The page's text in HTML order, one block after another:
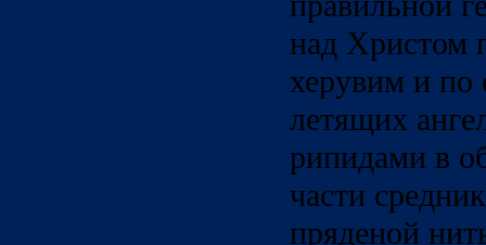
над Христом
херувим и по
летящих
рипидами в
части
пряденой